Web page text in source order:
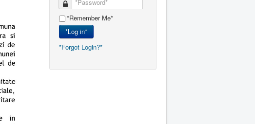
*Remember Me*
*Log in*
*Forgot Login?*